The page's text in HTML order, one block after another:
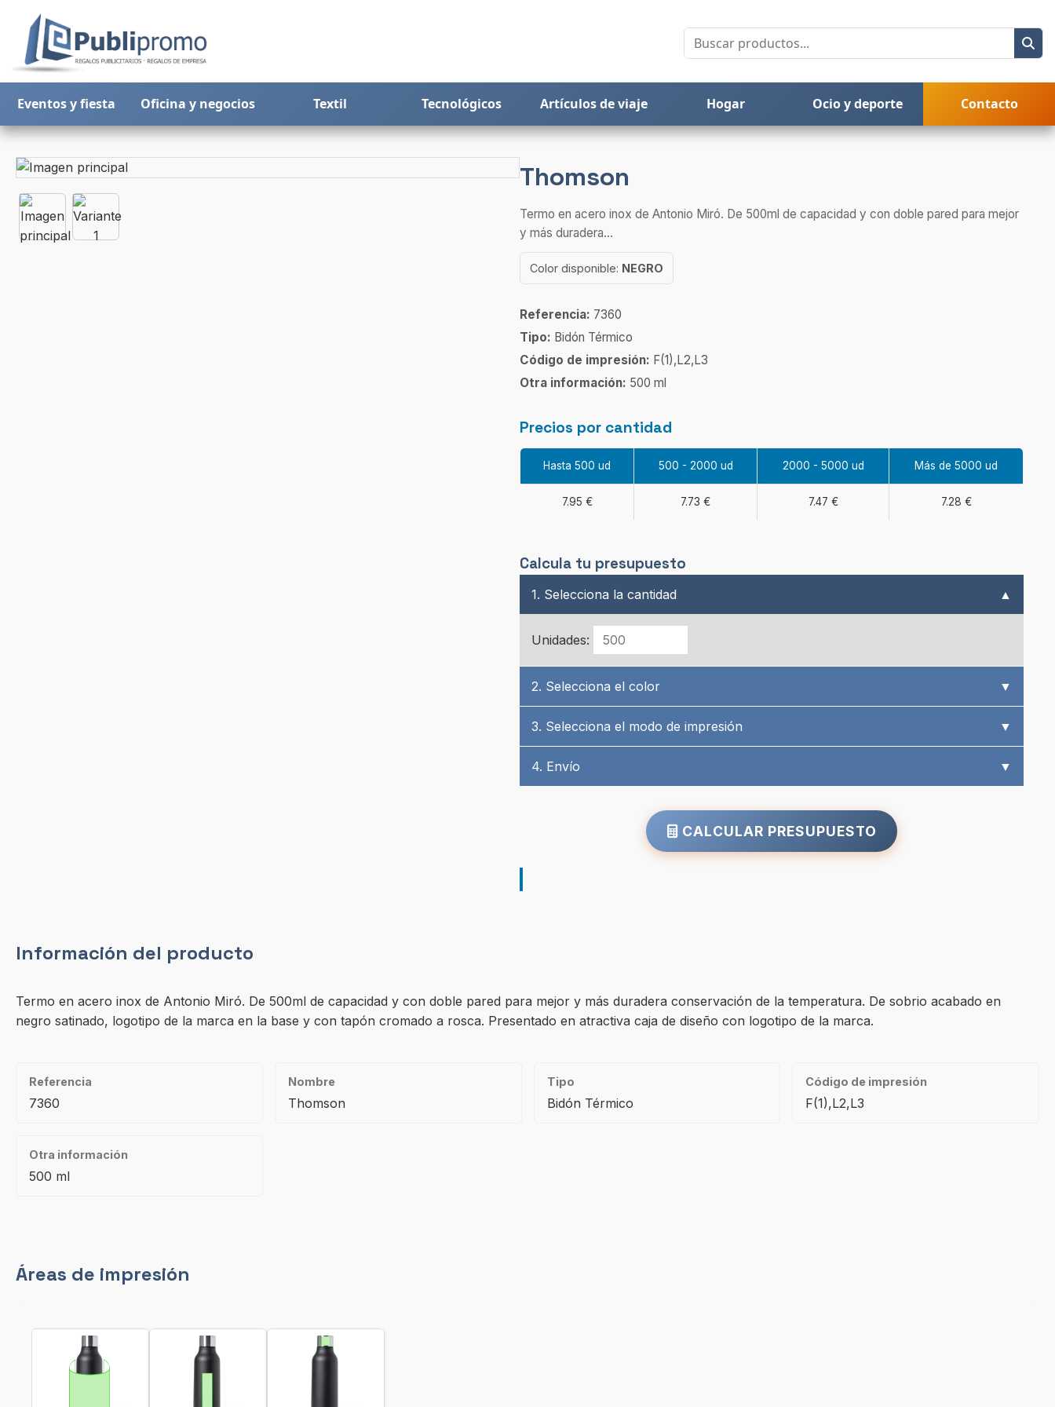
Eventos y fiesta Oficina y negocios Textil Tecnológicos Artículos de viaje Hogar Ocio y deporte Contacto
Thomson
Termo en acero inox de Antonio Miró. De 500ml de capacidad y con doble pared para mejor
y más duradera...
Color disponible: NEGRO
Referencia: 7360
Tipo: Bidón Térmico
Código de impresión: F(1),L2,L3
Otra información: 500 ml
Precios por cantidad
Hasta 500 ud 500 - 2000 ud 2000 - 5000 ud Más de 5000 ud
7.95 € 7.73 € 7.47 € 7.28 €
Calcula tu presupuesto
1. Selecciona la cantidad ▲
Unidades:
2. Selecciona el color ▼
3. Selecciona el modo de impresión ▼
4. Envío ▼
CALCULAR PRESUPUESTO
Información del producto
Termo en acero inox de Antonio Miró. De 500ml de capacidad y con doble pared para mejor y más duradera conservación de la temperatura. De sobrio acabado en
negro satinado, logotipo de la marca en la base y con tapón cromado a rosca. Presentado en atractiva caja de diseño con logotipo de la marca.
Referencia
7360
Nombre
Thomson
Tipo
Bidón Térmico
Código de impresión
F(1),L2,L3
Otra información
500 ml
Áreas de impresión